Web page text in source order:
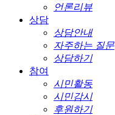
언론리뷰
상담
상담안내
자주하는 질문
상담하기
참여
시민활동
시민감시
후원하기